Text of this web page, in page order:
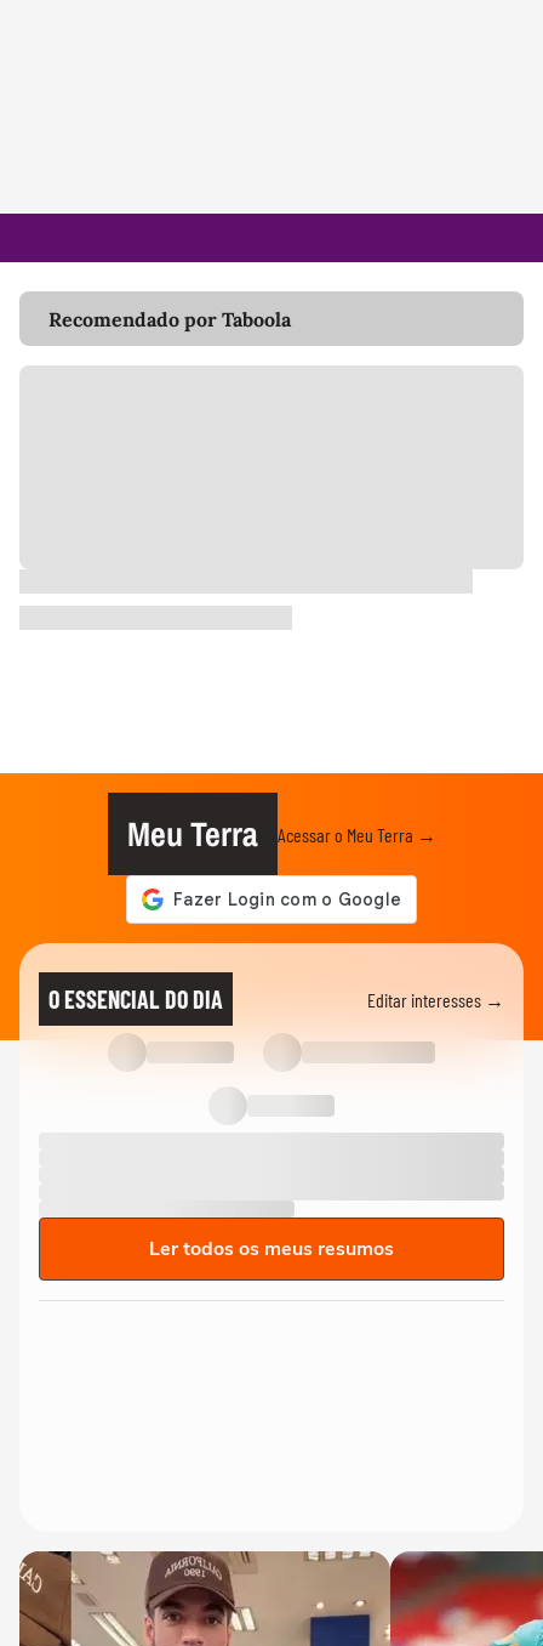
Recomendado por Taboola
Meu Terra Acessar o Meu Terra →
O ESSENCIAL DO DIA Editar interesses →
Ler todos os meus resumos